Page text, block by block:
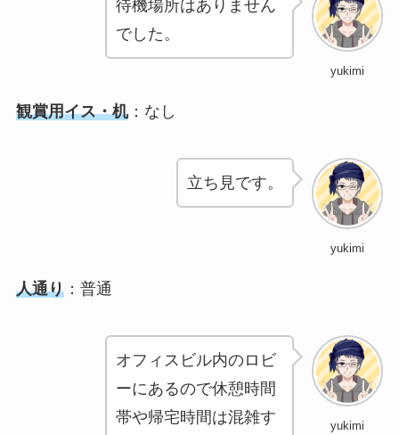
yukimi
待機場所はありません
でした。
観賞用イス・机：なし
yukimi
立ち見です。
人通り：普通
yukimi
オフィスビル内のロビ
ーにあるので休憩時間
帯や帰宅時間は混雑す